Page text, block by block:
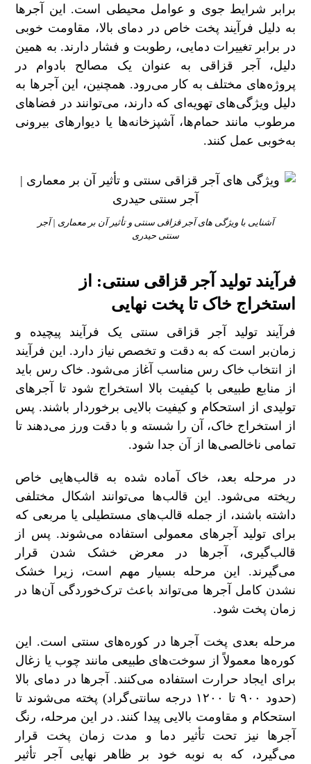
برابر شرایط جوی و عوامل محیطی است. این آجرها
به دلیل فرآیند پخت خاص در دمای بالا، مقاومت خوبی
در برابر تغییرات دمایی، رطوبت و فشار دارند. به همین
دلیل، آجر قزاقی به عنوان یک مصالح بادوام در
پروژه‌های مختلف به کار می‌رود. همچنین، این آجرها به
دلیل ویژگی‌های تهویه‌ای که دارند، می‌توانند در فضاهای
مرطوب مانند حمام‌ها، آشپزخانه‌ها یا دیوارهای بیرونی
به‌خوبی عمل کنند.
آشنایی با ویژگی‌ های آجر قزاقی سنتی و تأثیر آن بر معماری | آجر
سنتی حیدری
فرآیند تولید آجر قزاقی سنتی: از
استخراج خاک تا پخت نهایی
فرآیند تولید آجر قزاقی سنتی یک فرآیند پیچیده و
زمان‌بر است که به دقت و تخصص نیاز دارد. این فرآیند
از انتخاب خاک رس مناسب آغاز می‌شود. خاک رس باید
از منابع طبیعی با کیفیت بالا استخراج شود تا آجرهای
تولیدی از استحکام و کیفیت بالایی برخوردار باشند. پس
از استخراج خاک، آن را شسته و با دقت ورز می‌دهند تا
تمامی ناخالصی‌ها از آن جدا شود.
در مرحله بعد، خاک آماده شده به قالب‌هایی خاص
ریخته می‌شود. این قالب‌ها می‌توانند اشکال مختلفی
داشته باشند، از جمله قالب‌های مستطیلی یا مربعی که
برای تولید آجرهای معمولی استفاده می‌شوند. پس از
قالب‌گیری، آجرها در معرض خشک شدن قرار
می‌گیرند. این مرحله بسیار مهم است، زیرا خشک
نشدن کامل آجرها می‌تواند باعث ترک‌خوردگی آن‌ها در
زمان پخت شود.
مرحله بعدی پخت آجرها در کوره‌های سنتی است. این
کوره‌ها معمولاً از سوخت‌های طبیعی مانند چوب یا زغال
برای ایجاد حرارت استفاده می‌کنند. آجرها در دمای بالا
(حدود ۹۰۰ تا ۱۲۰۰ درجه سانتی‌گراد) پخته می‌شوند تا
استحکام و مقاومت بالایی پیدا کنند. در این مرحله، رنگ
آجرها نیز تحت تأثیر دما و مدت زمان پخت قرار
می‌گیرد، که به نوبه خود بر ظاهر نهایی آجر تأثیر